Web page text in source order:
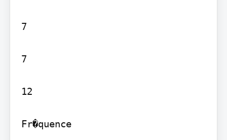
7
7
12
Fr�quence